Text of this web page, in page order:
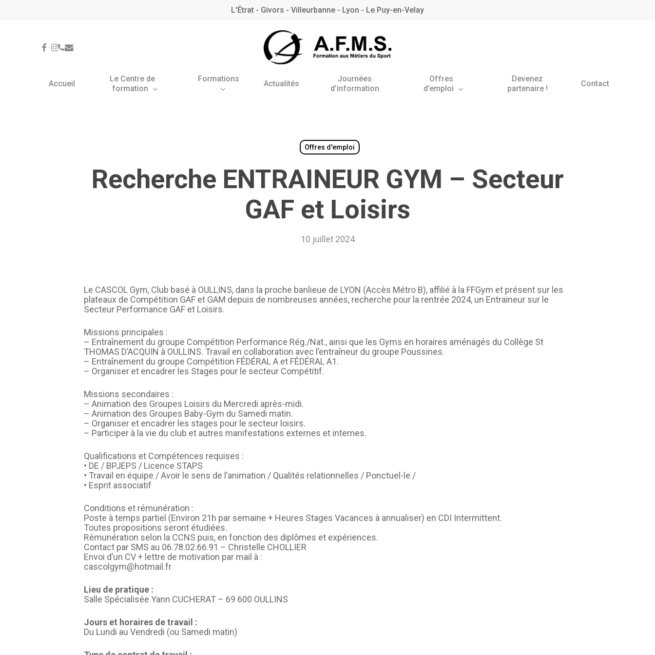
L'Étrat - Givors - Villeurbanne - Lyon - Le Puy-en-Velay
facebook
instagram
phone
email
Accueil
Le Centre de
formation
Formations
– Rhône
BNSSA
BPJEPS AAN
quinquennal des Maîtres-
Actualités
Journées
d’information
Offres
d’emploi
Devenez
partenaire !
Contact
Offres d'emploi
Recherche ENTRAINEUR GYM – Secteur
GAF et Loisirs
10 juillet 2024
Le CASCOL Gym, Club basé à OULLINS, dans la proche banlieue de LYON (Accès Métro B), affilié à la FFGym et présent sur les
plateaux de Compétition GAF et GAM depuis de nombreuses années, recherche pour la rentrée 2024, un Entraineur sur le
Secteur Performance GAF et Loisirs.
Missions principales :
– Entraînement du groupe Compétition Performance Rég./Nat., ainsi que les Gyms en horaires aménagés du Collège St
THOMAS D’ACQUIN à OULLINS. Travail en collaboration avec l’entraîneur du groupe Poussines.
– Entraînement du groupe Compétition FÉDÉRAL A et FÉDÉRAL A1.
– Organiser et encadrer les Stages pour le secteur Compétitif.
Missions secondaires :
– Animation des Groupes Loisirs du Mercredi après-midi.
– Animation des Groupes Baby-Gym du Samedi matin.
– Organiser et encadrer les stages pour le secteur loisirs.
– Participer à la vie du club et autres manifestations externes et internes.
Qualifications et Compétences requises :
• DE / BPJEPS / Licence STAPS
• Travail en équipe / Avoir le sens de l’animation / Qualités relationnelles / Ponctuel-le /
• Esprit associatif
Conditions et rémunération :
Poste à temps partiel (Environ 21h par semaine + Heures Stages Vacances à annualiser) en CDI Intermittent.
Toutes propositions seront étudiées.
Rémunération selon la CCNS puis, en fonction des diplômes et expériences.
Contact par SMS au 06.78.02.66.91 – Christelle CHOLLIER
Envoi d’un CV + lettre de motivation par mail à :
cascolgym@hotmail.fr
Lieu de pratique :
Salle Spécialisée Yann CUCHERAT – 69 600 OULLINS
Jours et horaires de travail :
Du Lundi au Vendredi (ou Samedi matin)